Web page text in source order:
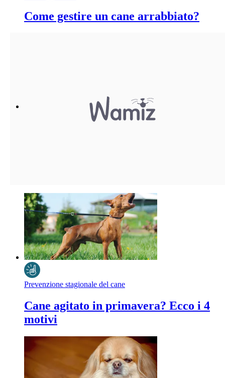
Come gestire un cane arrabbiato?
Prevenzione stagionale del cane
Cane agitato in primavera? Ecco i 4
motivi